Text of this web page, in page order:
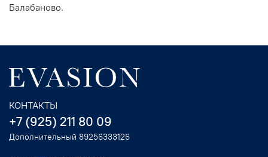
Балабаново.
КОНТАКТЫ
+7 (925) 211 80 09
Дополнительный 89256333126